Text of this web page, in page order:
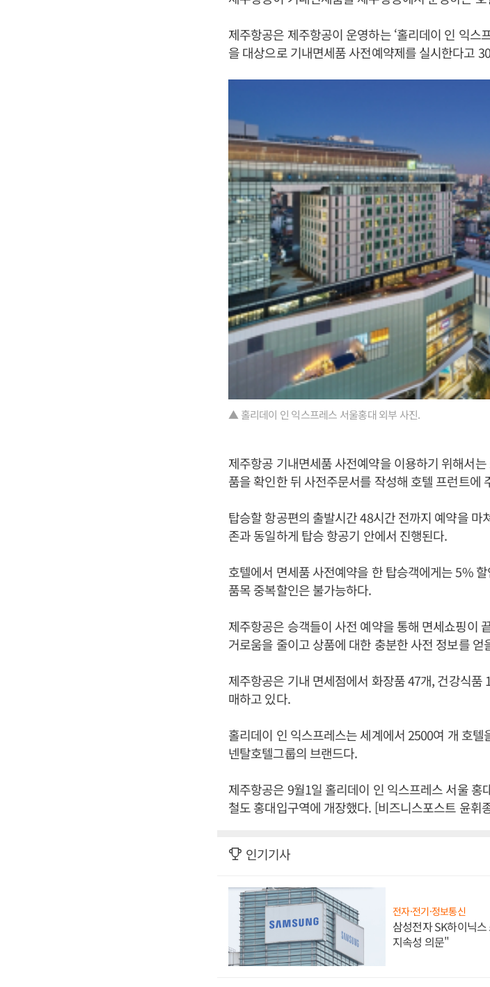
제주항공은 제주항공이 운영하는 ‘홀리데이 인 익스
을 대상으로 기내면세품 사전예약제를 실시한다고
▲ 홀리데이 인 익스프레스 서울홍대 외부 사진.
제주항공 기내면세품 사전예약을 이용하기 위해서
품을 확인한 뒤 사전주문서를 작성해 호텔 프런트에
탑승할 항공편의 출발시간 48시간 전까지 예약을
존과 동일하게 탑승 항공기 안에서 진행된다.
호텔에서 면세품 사전예약을 한 탑승객에게는 5%
품목 중복할인은 불가능하다.
제주항공은 승객들이 사전 예약을 통해 면세쇼핑이
거로움을 줄이고 상품에 대한 충분한 사전 정보를
제주항공은 기내 면세점에서 화장품 47개, 건강식
매하고 있다.
홀리데이 인 익스프레스는 세계에서 2500여 개 호
넨탈호텔그룹의 브랜드다.
제주항공은 9월1일 홀리데이 인 익스프레스 서울
철도 홍대입구역에 개장했다. [비즈니스포스트 윤휘
인기기사
전자·전기·정보통신
삼성전자 SK하이닉
지속성 의문"